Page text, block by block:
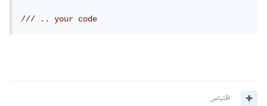
/// .. your code
اقتباس